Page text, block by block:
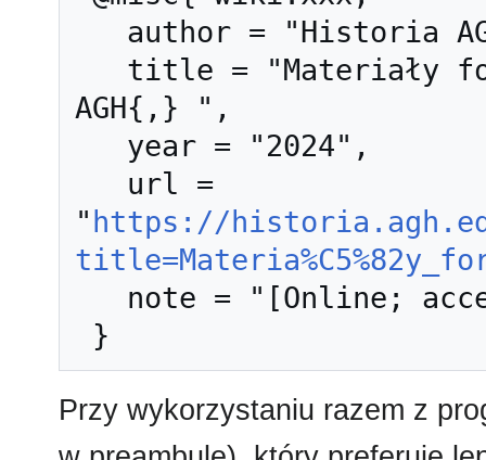
AGH{,} ",
" https://
Przy wykorzystaniu razem z